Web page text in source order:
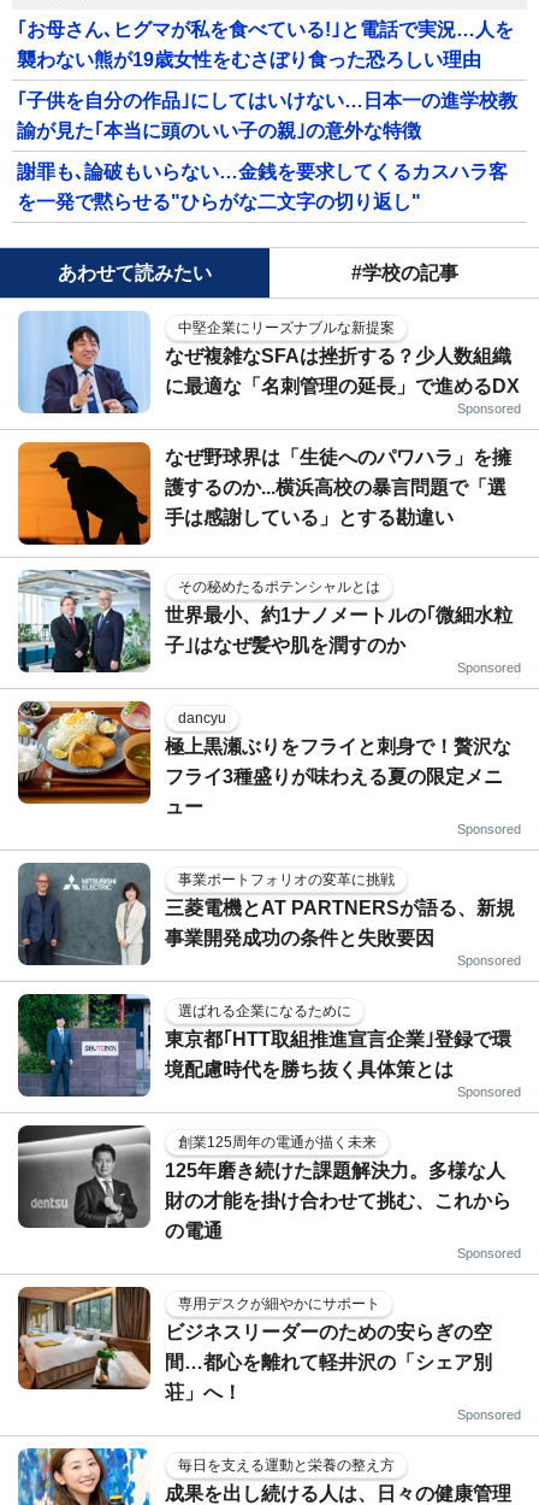
｢お母さん､ヒグマが私を食べている!｣と電話で実況…人を
襲わない熊が19歳女性をむさぼり食った恐ろしい理由
｢子供を自分の作品｣にしてはいけない…日本一の進学校教
諭が見た｢本当に頭のいい子の親｣の意外な特徴
謝罪も､論破もいらない…金銭を要求してくるカスハラ客
を一発で黙らせる"ひらがな二文字の切り返し"
あわせて読みたい #学校の記事
中堅企業にリーズナブルな新提案
なぜ複雑なSFAは挫折する？少人数組織
に最適な「名刺管理の延長」で進めるDX
Sponsored
なぜ野球界は「生徒へのパワハラ」を擁
護するのか...横浜高校の暴言問題で「選
手は感謝している」とする勘違い
その秘めたるポテンシャルとは
世界最小、約1ナノメートルの｢微細水粒
子｣はなぜ髪や肌を潤すのか
Sponsored
dancyu
極上黒瀬ぶりをフライと刺身で！贅沢な
フライ3種盛りが味わえる夏の限定メニ
ュー
Sponsored
事業ポートフォリオの変革に挑戦
三菱電機とAT PARTNERSが語る、新規
事業開発成功の条件と失敗要因
Sponsored
選ばれる企業になるために
東京都｢HTT取組推進宣言企業｣登録で環
境配慮時代を勝ち抜く具体策とは
Sponsored
創業125周年の電通が描く未来
125年磨き続けた課題解決力。多様な人
財の才能を掛け合わせて挑む、これから
の電通
Sponsored
専用デスクが細やかにサポート
ビジネスリーダーのための安らぎの空
間…都心を離れて軽井沢の「シェア別
荘」へ！
Sponsored
毎日を支える運動と栄養の整え方
成果を出し続ける人は、日々の健康管理